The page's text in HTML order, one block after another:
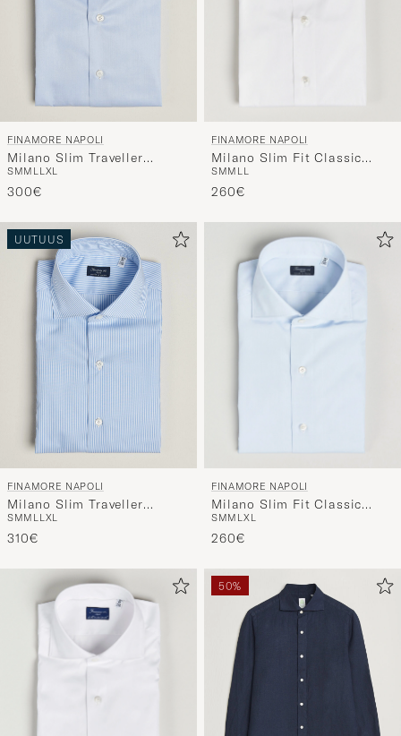
FINAMORE NAPOLI
Milano Slim Traveller
Cotton Shirt Light Blue
SMM LLXL
300€
FINAMORE NAPOLI
Milano Slim Fit Classic
Shirt White
SMM LL
260€
UUTUUS
FINAMORE NAPOLI
Milano Slim Traveller
Cotton Shirt Blue Stripe
SMM LLXL
310€
FINAMORE NAPOLI
Milano Slim Fit Classic
Shirt Light Blue
SMM LXL
260€
50%